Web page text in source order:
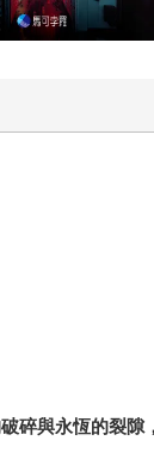
碎與永恆的裂隙